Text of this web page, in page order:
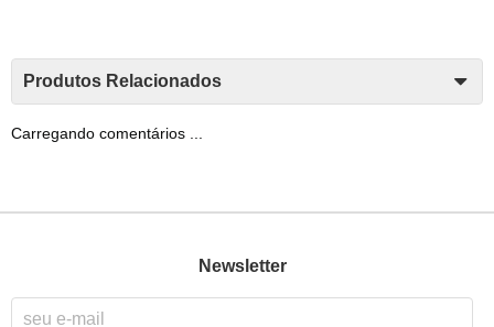
Produtos Relacionados
Carregando comentários ...
Newsletter